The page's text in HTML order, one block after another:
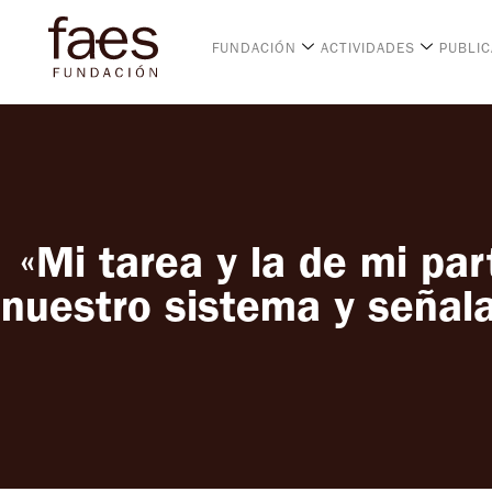
FUNDACIÓN ACTIVIDADES
«Mi tarea y la de mi
nuestro sistema y